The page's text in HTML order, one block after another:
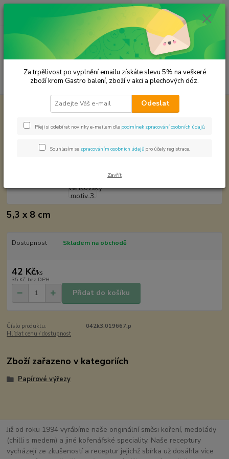
Menu
Hledat
ks
za 0,00 Kč
Papírové výřezy Vajíčka - venkovský motiv 3 ks.
Vajíčka - venkovský motiv 3 ks.
5,3 x 8 cm
Dostupnost Skladem na obchodě
42 Kč/ks
35 Kč bez DPH
Přidat do košíku
Číslo produktu:
042k3.019667.p
Hlídat cenu / dostupnost
Zboží zařazeno v kategoriích
Papírové výřezy
Již od roku 1994 vyrábíme naše originální směsi koření, medolády
(chilli s medem) a jiné kořenářské speciality. Naše receptury
vycházejí ze zkušeností a receptur jejichž sbírka už dosáhla více
Za trpělivost po vyplnění emailu získáte slevu 5% na veškeré
zboží krom Gastro balení, zboží v akci a plechových dóz.
Odeslat
Přeji si odebírat novinky e-mailem dle podmínek zpracování osobních údajů
Souhlasím se zpracováním osobních údajů pro účely registrace.
Zavřít